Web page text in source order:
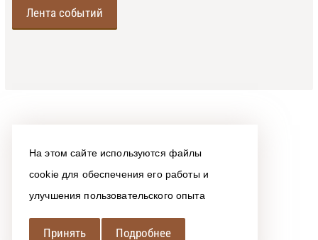
На этом сайте используются файлы
cookie для обеспечения его работы и
улучшения пользовательского опыта
Принять Подробнее
Лента событий